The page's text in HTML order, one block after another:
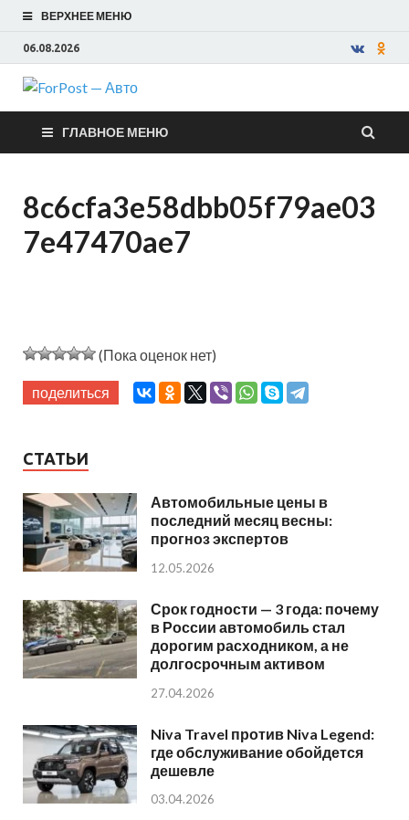
ВЕРХНЕЕ МЕНЮ
06.08.2026
ForPost —
Авто
ГЛАВНОЕ МЕНЮ
8c6cfa3e58dbb05f79ae03
7e47470ae7
(Пока оценок нет)
поделиться
СТАТЬИ
Автомобильные цены в
последний месяц весны:
прогноз экспертов
12.05.2026
Срок годности — 3 года: почему
в России автомобиль стал
дорогим расходником, а не
долгосрочным активом
27.04.2026
Niva Travel против Niva Legend:
где обслуживание обойдется
дешевле
03.04.2026